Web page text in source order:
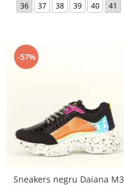
36 37 38 39 40 41
-57%
Sneakers negru Daiana M3